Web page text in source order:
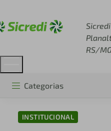
Sicredi
RS/
Categorias
INSTITUCIONAL